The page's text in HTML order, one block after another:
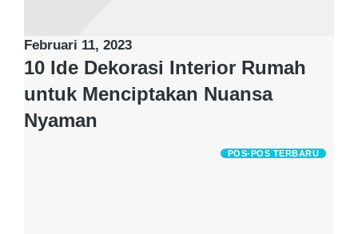
Februari 11, 2023
10 Ide Dekorasi Interior Rumah
untuk Menciptakan Nuansa
Nyaman
POS-POS TERBARU